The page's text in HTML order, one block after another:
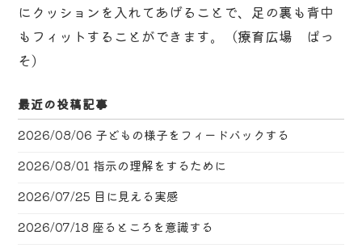
にクッションを入れてあげることで、足の裏も背中
もフィットすることができます。（療育広場 ぱっ
そ）
最近の投稿記事
2026/08/06 子どもの様子をフィードバックする
2026/08/01 指示の理解をするために
2026/07/25 目に見える実感
2026/07/18 座るところを意識する